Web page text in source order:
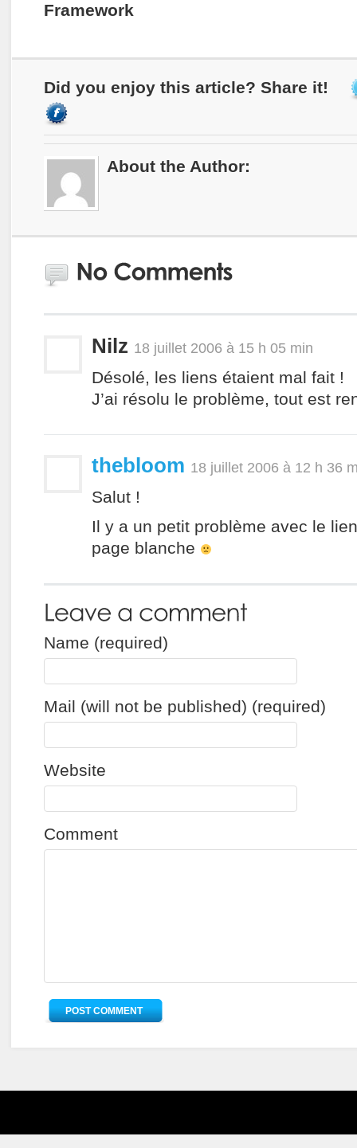
Framework
Did you enjoy this article? Share it!
About the Author:
Nilz 18 juillet 2006 à 15 h 05 min
Désolé, les liens étaient mal fait !
J’ai résolu le problème, tout est
thebloom 18 juillet 2006 à 12 h 36
Salut !
Il y a un petit problème avec le
page blanche
Name (required)
Mail (will not be published) (required)
Website
Comment